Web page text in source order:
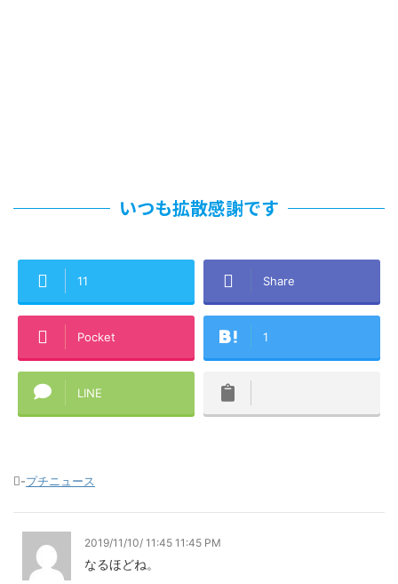
いつも拡散感謝です
11 Share
Pocket 1
LINE
-プチニュース
2019/11/10/ 11:45 11:45 PM
なるほどね。